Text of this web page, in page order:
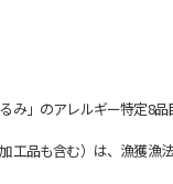
」のアレルギー特定8品
品も含む）は、漁獲漁